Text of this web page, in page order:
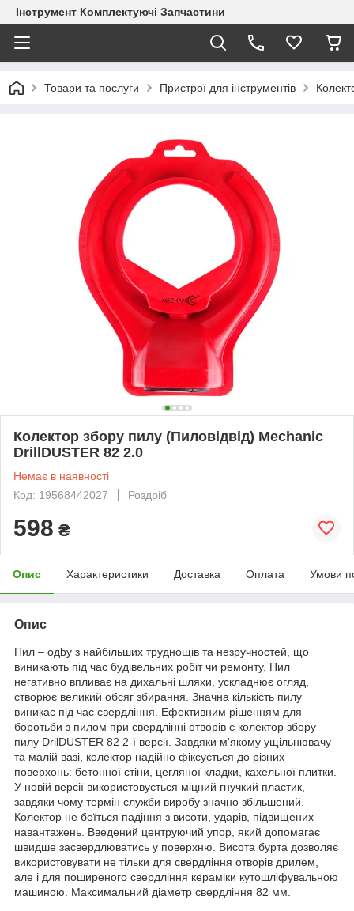
Інструмент Комплектуючі Запчастини
Товари та послуги Пристрої для інструментів
Колектор збору пилу (Пиловідвід) Mechanic
DrillDUSTER 82 2.0
Немає в наявності
Код: 19568442027
Роздріб
598 ₴
Опис Характеристики Доставка Оплата Умови
Опис
Пил – одby з найбільших труднощів та незручностей, що
виникають під час будівельних робіт чи ремонту. Пил
негативно впливає на дихальні шляхи, ускладнює огляд,
створює великий обсяг збирання. Значна кількість пилу
виникає під час свердління. Ефективним рішенням для
боротьби з пилом при свердлінні отворів є колектор збору
пилу DrilDUSTER 82 2-ї версії. Завдяки м'якому ущільнювачу
та малій вазі, колектор надійно фіксується до різних
поверхонь: бетонної стіни, цегляної кладки, кахельної плитки.
У новій версії використовується міцний гнучкий пластик,
завдяки чому термін служби виробу значно збільшений.
Колектор не боїться падіння з висоти, ударів, підвищених
навантажень. Введений центруючий упор, який допомагає
швидше засвердлюватись у поверхню. Висота бурта дозволяє
використовувати не тільки для свердління отворів дрилем,
але і для поширеного свердління кераміки кутошліфувальною
машиною. Максимальний діаметр свердління 82 мм.